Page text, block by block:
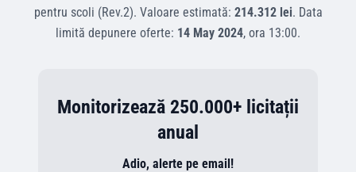
pentru scoli (Rev.2). Valoare estimată: 214.312 lei. Data
limită depunere oferte: 14 May 2024, ora 13:00.
Monitorizează 250.000+ licitații
anual
Adio, alerte pe email!